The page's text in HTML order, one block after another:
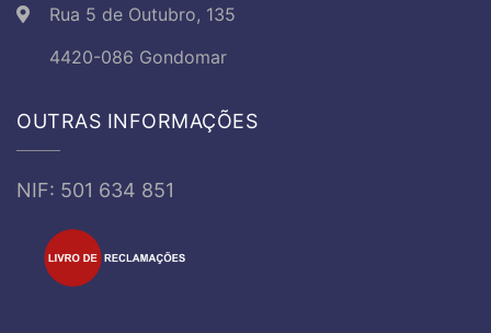
Rua 5 de Outubro, 135
4420-086 Gondomar
OUTRAS INFORMAÇÕES
NIF: 501 634 851